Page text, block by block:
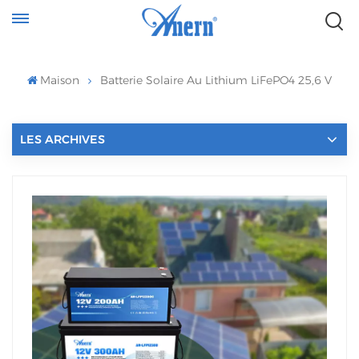
Maison Batterie Solaire Au Lithium LiFePO4 25,6 V
LES ARCHIVES